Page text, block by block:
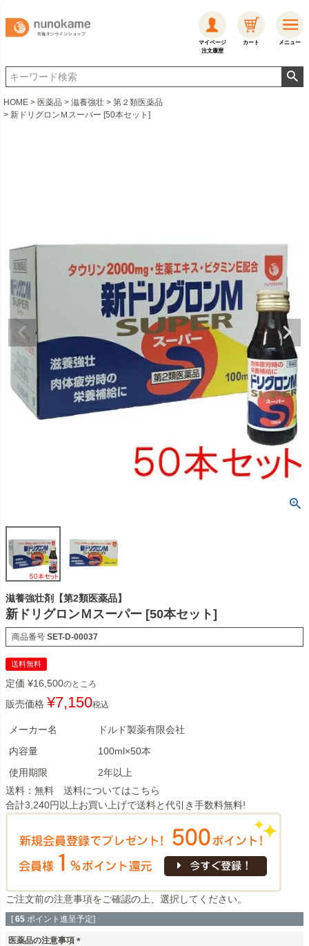
マイページ
注文履歴
カート メニュー
HOME 医薬品 滋養強壮
第２類医薬品
新ドリグロンＭスーパー [50本セット]
滋養強壮剤【第2類医薬品】
新ドリグロンＭスーパー [50本セット]
商品番号 SET-D-00037
送料無料
定価 ¥16,500のところ
販売価格 ¥7,150税込
メーカー名
ドルド製薬有限会社
内容量
100ml×50本
使用期限
2年以上
送料：無料 送料についてはこちら
合計3,240円以上お買い上げで送料と代引き手数料無料!
ご注文前の注意事項をご確認の上、選択してください。
[ 65 ポイント進呈予定]
医薬品の注意事項